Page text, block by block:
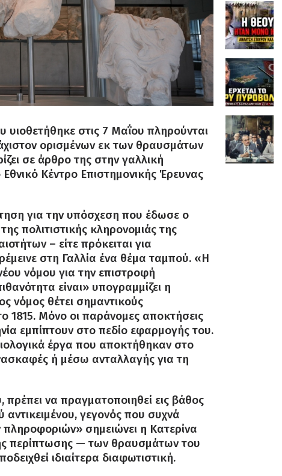
στις 7 Μαΐου πληρούνται
ορισμένων εκ των θραυσμάτων
σε άρθρο της στην γαλλική
Κέντρο Επιστημονικής Έρευνας
για την υπόσχεση που έδωσε ο
πολιτιστικής κληρονομιάς της
– είτε πρόκειται για
στη Γαλλία ένα θέμα ταμπού. «Η
νόμου για την επιστροφή
είναι» υπογραμμίζει η
νόμος θέτει σημαντικούς
1815. Μόνο οι παράνομες αποκτήσεις
εμπίπτουν στο πεδίο εφαρμογής του.
έργα που αποκτήθηκαν στο
ή μέσω ανταλλαγής για τη
να πραγματοποιηθεί εις βάθος
γεγονός που συχνά
σημειώνει η Κατερίνα
περίπτωσης — των θραυσμάτων του
ιδιαίτερα διαφωτιστική.